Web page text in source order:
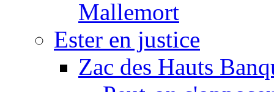
Mallemort
Ester en justice
Zac des Hauts